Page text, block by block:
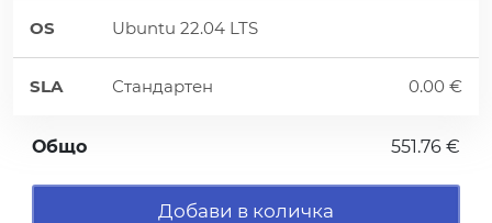
OS Ubuntu 22.04 LTS
SLA Стандартен 0.00 €
Общо 551.76 €
Добави в количка